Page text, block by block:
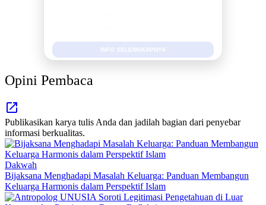
INFO SELENGKAPNYA
Opini Pembaca
Publikasikan karya tulis Anda dan jadilah bagian dari penyebar
informasi berkualitas.
Dakwah
Bijaksana Menghadapi Masalah Keluarga: Panduan Membangun
Keluarga Harmonis dalam Perspektif Islam